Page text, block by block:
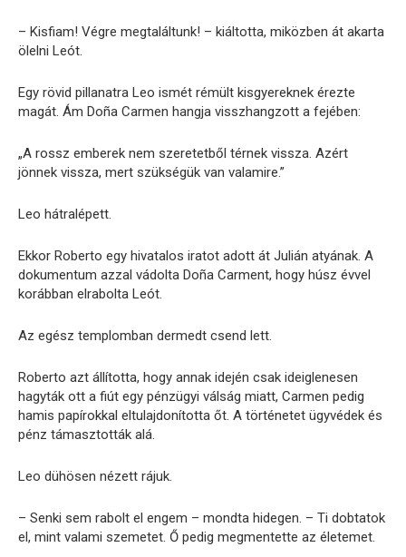
– Kisfiam! Végre megtaláltunk! – kiáltotta, miközben át akarta
ölelni Leót.
Egy rövid pillanatra Leo ismét rémült kisgyereknek érezte
magát. Ám Doña Carmen hangja visszhangzott a fejében:
„A rossz emberek nem szeretetből térnek vissza. Azért
jönnek vissza, mert szükségük van valamire.”
Leo hátralépett.
Ekkor Roberto egy hivatalos iratot adott át Julián atyának. A
dokumentum azzal vádolta Doña Carment, hogy húsz évvel
korábban elrabolta Leót.
Az egész templomban dermedt csend lett.
Roberto azt állította, hogy annak idején csak ideiglenesen
hagyták ott a fiút egy pénzügyi válság miatt, Carmen pedig
hamis papírokkal eltulajdonította őt. A történetet ügyvédek és
pénz támasztották alá.
Leo dühösen nézett rájuk.
– Senki sem rabolt el engem – mondta hidegen. – Ti dobtatok
el, mint valami szemetet. Ő pedig megmentette az életemet.